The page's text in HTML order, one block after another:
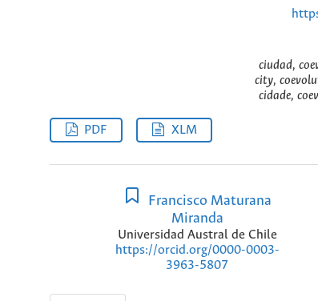
ciudad,
city,
cidade,
PDF XLM
Francisco Maturana
Miranda
Universidad Austral de Chile
https://orcid.org/0000-0003-
3963-5807